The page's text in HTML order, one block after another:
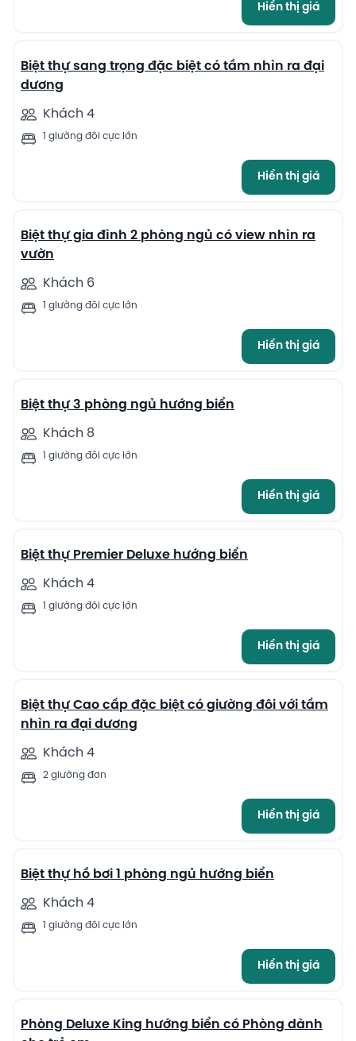
Hiển thị giá
5
Biệt thự sang trọng đặc biệt có tầm nhìn ra đại
dương
Khách 4
1 giường đôi cực lớn
Hiển thị giá
7
Biệt thự gia đình 2 phòng ngủ có view nhìn ra
vườn
Khách 6
1 giường đôi cực lớn
Hiển thị giá
9
Biệt thự 3 phòng ngủ hướng biển
Khách 8
1 giường đôi cực lớn
Hiển thị giá
4
Biệt thự Premier Deluxe hướng biển
Khách 4
1 giường đôi cực lớn
Hiển thị giá
5
Biệt thự Cao cấp đặc biệt có giường đôi với tầm
nhìn ra đại dương
Khách 4
2 giường đơn
Hiển thị giá
8
Biệt thự hồ bơi 1 phòng ngủ hướng biển
Khách 4
1 giường đôi cực lớn
Hiển thị giá
9
Phòng Deluxe King hướng biển có Phòng dành